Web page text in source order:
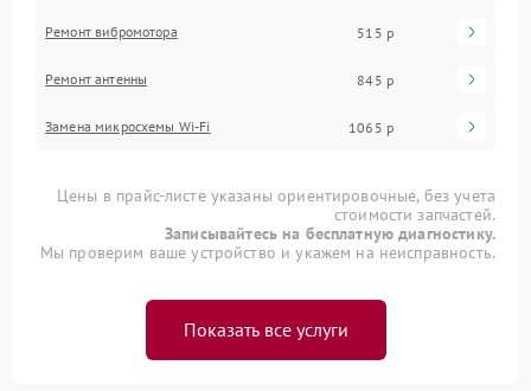
Ремонт вибромотора 515 р
Ремонт антенны 845 р
Замена микросхемы Wi-Fi 1065 р
Цены в прайс-листе указаны ориентировочные, без учета
стоимости запчастей.
Записывайтесь на бесплатную диагностику.
Мы проверим ваше устройство и укажем на неисправность.
Показать все услуги